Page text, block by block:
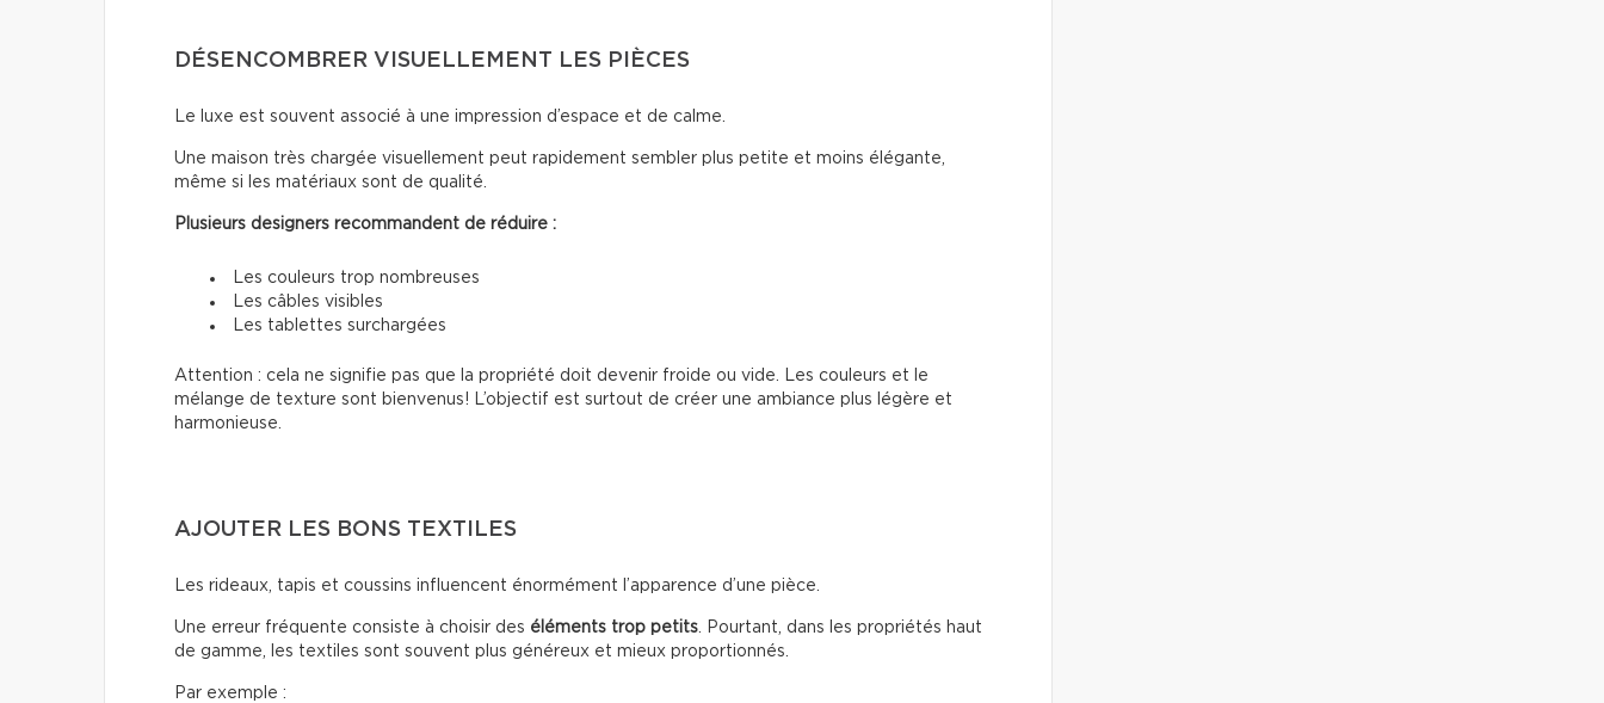
DÉSENCOMBRER VISUELLEMENT LES PIÈCES
Le luxe est souvent associé à une impression d’espace et de calme.
Une maison très chargée visuellement peut rapidement sembler plus petite et moins élégante,
même si les matériaux sont de qualité.
Plusieurs designers recommandent de réduire :
Les couleurs trop nombreuses
Les câbles visibles
Les tablettes surchargées
Attention : cela ne signifie pas que la propriété doit devenir froide ou vide. Les couleurs et le
mélange de texture sont bienvenus! L’objectif est surtout de créer une ambiance plus légère et
harmonieuse.
AJOUTER LES BONS TEXTILES
Les rideaux, tapis et coussins influencent énormément l’apparence d’une pièce.
Une erreur fréquente consiste à choisir des éléments trop petits . Pourtant, dans les propriétés haut
de gamme, les textiles sont souvent plus généreux et mieux proportionnés.
Par exemple :